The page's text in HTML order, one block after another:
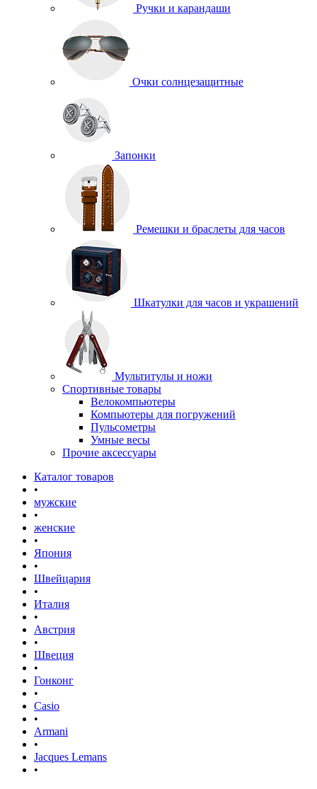
Ручки и карандаши
Очки солнцезащитные
Запонки
Ремешки и браслеты для часов
Шкатулки для часов и украшений
Мультитулы и ножи
Спортивные товары
Велокомпьютеры
Компьютеры для погружений
Пульсометры
Умные весы
Прочие аксессуары
Каталог товаров
•
мужские
•
женские
•
Япония
•
Швейцария
•
Италия
•
Австрия
•
Швеция
•
Гонконг
•
Casio
•
Armani
•
Jacques Lemans
•